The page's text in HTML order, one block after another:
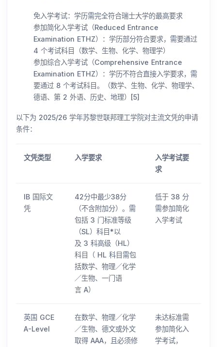
免入学考试：学历需完全符合瑞士大学的最高要求
参加简化入学考试（Reduced Entrance
Examination ETHZ）：学历部分符合要求，需要通过
4 个考试科目（数学、生物、化学、物理学）
参加综合入学考试（Comprehensive Entrance
Examination ETHZ）：学历不符合直接入学要求，需
要通过 8 个考试科目。（数学、生物、化学、物理学、
德语、第 2 外语、历史、地理）[5]
以下为 2025/26 学年苏黎世联邦理工学院对主流文凭的申请
条件：
文凭类型 入学要求
入学考试要
求
IB 国际文
凭
42分中最少38分
（不含附加分）。需
包括 3 门标准等级
（SL）科目*以
及 3 科高级（HL）
科目（ HL 科目需包
括数学、物理／化学
／生物、一门语
言 A）
低于 38 分
需参加简化
入学考试
英国 GCE
A-Level
在数学、物理／化学
／生物、德文或外文
取得 AAA，且必须修
未达标准需
参加简化入
学考试，